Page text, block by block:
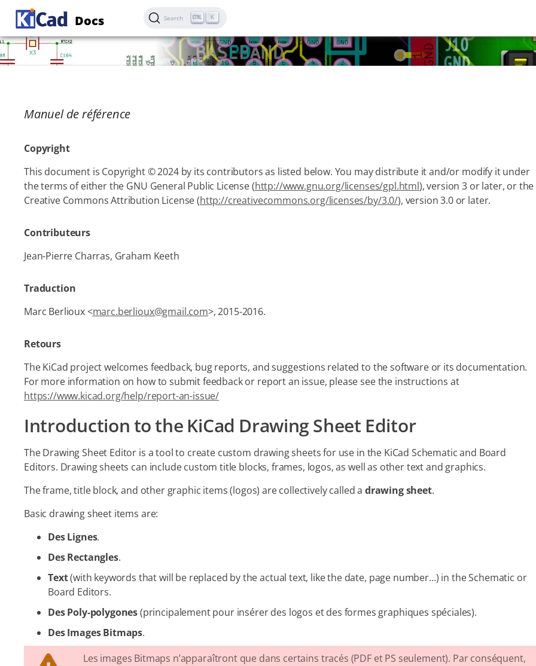
Docs Search K
Manuel de référence
Copyright
This document is Copyright © 2024 by its contributors as listed below. You may distribute it and/or modify it under
the terms of either the GNU General Public License (http://www.gnu.org/licenses/gpl.html), version 3 or later, or the
Creative Commons Attribution License (http://creativecommons.org/licenses/by/3.0/), version 3.0 or later.
Contributeurs
Jean-Pierre Charras, Graham Keeth
Traduction
Marc Berlioux <marc.berlioux@gmail.com>, 2015-2016.
Retours
The KiCad project welcomes feedback, bug reports, and suggestions related to the software or its documentation.
For more information on how to submit feedback or report an issue, please see the instructions at
https://www.kicad.org/help/report-an-issue/
Introduction to the KiCad Drawing Sheet Editor
The Drawing Sheet Editor is a tool to create custom drawing sheets for use in the KiCad Schematic and Board
Editors. Drawing sheets can include custom title blocks, frames, logos, as well as other text and graphics.
The frame, title block, and other graphic items (logos) are collectively called a drawing sheet.
Basic drawing sheet items are:
Des Lignes.
Des Rectangles.
Text(with keywords that will be replaced by the actual text, like the date, page number…​) in the Schematic or
Board Editors.
Des Poly-polygones(principalement pour insérer des logos et des formes graphiques spéciales).
Des Images Bitmaps.
Les images Bitmaps n’apparaîtront que dans certains tracés (PDF et PS seulement). Par conséquent,